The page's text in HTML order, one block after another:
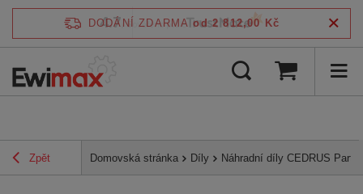
DODÁNÍ ZDARMA od 2 812,00 Kč
Zpět Domovská stránka Díly Náhradní díly CEDRUS Parts
4.7 /5 ověřeno podle